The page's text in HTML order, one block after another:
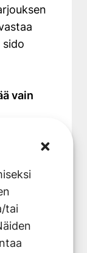
tai
sido
vain